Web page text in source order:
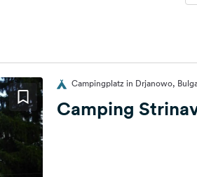
Campingplatz in Drjanowo,
Camping